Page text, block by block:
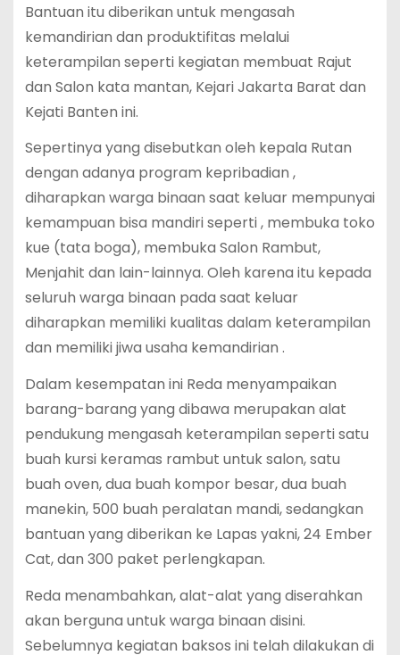
Bantuan itu diberikan untuk mengasah
kemandirian dan produktifitas melalui
keterampilan seperti kegiatan membuat Rajut
dan Salon kata mantan, Kejari Jakarta Barat dan
Kejati Banten ini.
Sepertinya yang disebutkan oleh kepala Rutan
dengan adanya program kepribadian ,
diharapkan warga binaan saat keluar mempunyai
kemampuan bisa mandiri seperti , membuka toko
kue (tata boga), membuka Salon Rambut,
Menjahit dan lain-lainnya. Oleh karena itu kepada
seluruh warga binaan pada saat keluar
diharapkan memiliki kualitas dalam keterampilan
dan memiliki jiwa usaha kemandirian .
Dalam kesempatan ini Reda menyampaikan
barang-barang yang dibawa merupakan alat
pendukung mengasah keterampilan seperti satu
buah kursi keramas rambut untuk salon, satu
buah oven, dua buah kompor besar, dua buah
manekin, 500 buah peralatan mandi, sedangkan
bantuan yang diberikan ke Lapas yakni, 24 Ember
Cat, dan 300 paket perlengkapan.
Reda menambahkan, alat-alat yang diserahkan
akan berguna untuk warga binaan disini.
Sebelumnya kegiatan baksos ini telah dilakukan di